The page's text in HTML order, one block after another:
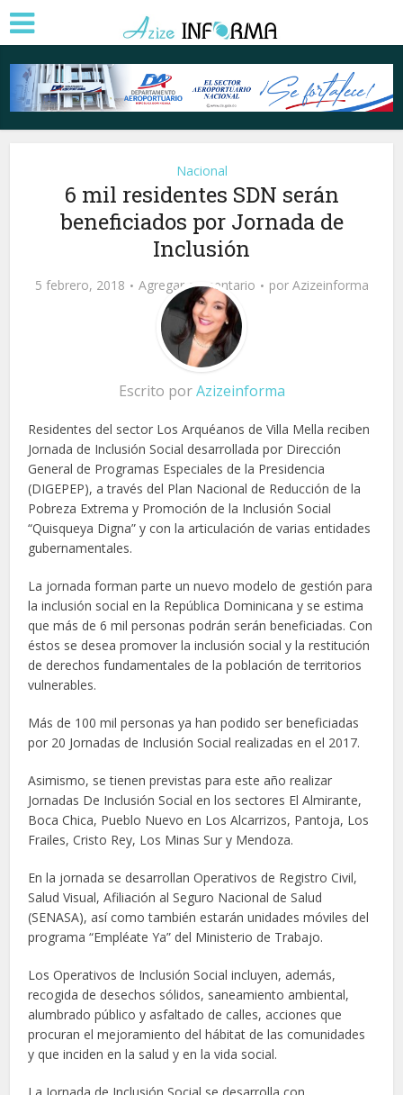
Nacional
6 mil residentes SDN serán
beneficiados por Jornada de
Inclusión
5 febrero, 2018 Agregar comentario por Azizeinforma
Escrito porAzizeinforma
Residentes del sector Los Arquéanos de Villa Mella reciben
Jornada de Inclusión Social desarrollada por Dirección
General de Programas Especiales de la Presidencia
(DIGEPEP), a través del Plan Nacional de Reducción de la
Pobreza Extrema y Promoción de la Inclusión Social
“Quisqueya Digna” y con la articulación de varias entidades
gubernamentales.
La jornada forman parte un nuevo modelo de gestión para
la inclusión social en la República Dominicana y se estima
que más de 6 mil personas podrán serán beneficiadas.Con
éstos se desea promover la inclusión social y la restitución
de derechos fundamentales de la población de territorios
vulnerables.
Más de 100 mil personas ya han podido ser beneficiadas
por 20 Jornadas de Inclusión Social realizadas en el 2017.
Asimismo, se tienen previstas para este año realizar
Jornadas De Inclusión Social en los sectores El Almirante,
Boca Chica, Pueblo Nuevo en Los Alcarrizos, Pantoja, Los
Frailes, Cristo Rey, Los Minas Sur y Mendoza.
En la jornada se desarrollan Operativos de Registro Civil,
Salud Visual, Afiliación al Seguro Nacional de Salud
(SENASA), así como también estarán unidades móviles del
programa “Empléate Ya” del Ministerio de Trabajo.
Los Operativos de Inclusión Social incluyen, además,
recogida de desechos sólidos, saneamiento ambiental,
alumbrado público y asfaltado de calles, acciones que
procuran el mejoramiento del hábitat de las comunidades
y que inciden en la salud y en la vida social.